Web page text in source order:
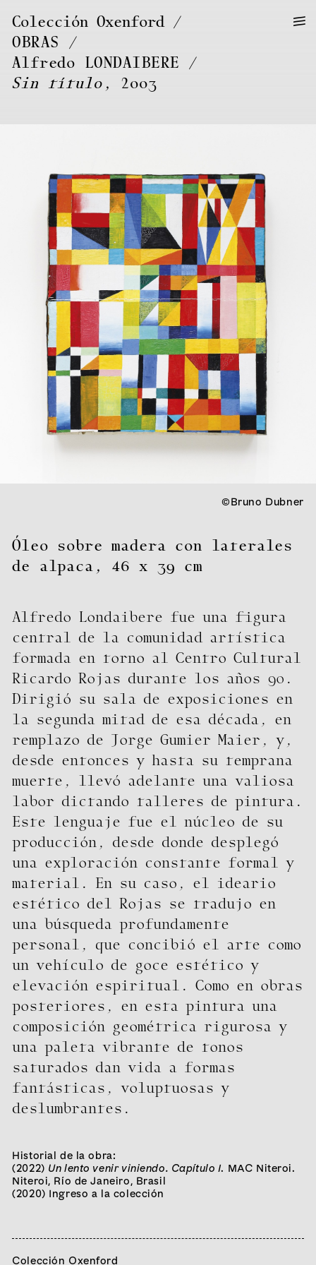
Colección Oxenford
OBRAS
/
Alfredo LONDAIBERE
Sin título , 2003
—
—
—
©Bruno Dubner
Óleo sobre madera con laterales
de alpaca , 46 x 39 cm
Alfredo Londaibere fue una figura
central de la comunidad artística
formada en torno al Centro Cultural
Ricardo Rojas durante los años 90.
Dirigió su sala de exposiciones en
la segunda mitad de esa década, en
remplazo de Jorge Gumier Maier, y,
desde entonces y hasta su temprana
muerte, llevó adelante una valiosa
labor dictando talleres de pintura.
Este lenguaje fue el núcleo de su
producción, desde donde desplegó
una exploración constante formal y
material. En su caso, el ideario
estético del Rojas se tradujo en
una búsqueda profundamente
personal, que concibió el arte como
un vehículo de goce estético y
elevación espiritual. Como en obras
posteriores, en esta pintura una
composición geométrica rigurosa y
una paleta vibrante de tonos
saturados dan vida a formas
fantásticas, voluptuosas y
deslumbrantes.
Historial de la obra:
(2022) Un lento venir viniendo. Capítulo I. MAC Niteroi.
Niteroi, Río de Janeiro, Brasil
Curador/a:Mariano Mayer
Caro Alberto Goldenstein
(2020) Ingreso a la colección
Colección Oxenford